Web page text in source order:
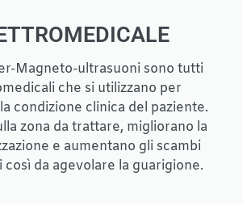
Magneto-ultrasuoni sono tutti
che si utilizzano per
condizione clinica del paziente.
zona da trattare, migliorano la
e aumentano gli scambi
così da agevolare la guarigione.